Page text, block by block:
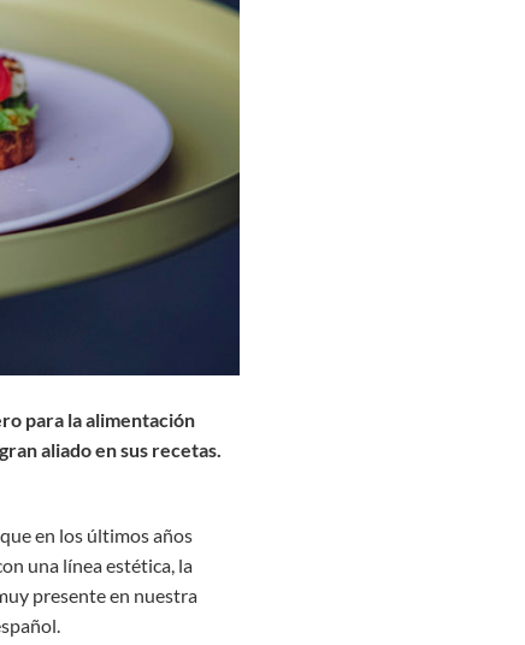
para la alimentación
aliado en sus recetas.
en los últimos años
una línea estética, la
presente en nuestra